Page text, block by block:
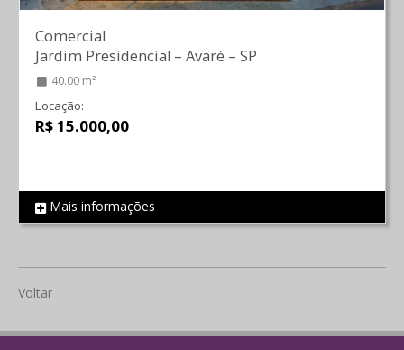
REF 964
Comercial
Jardim Presidencial – Avaré – SP
40.00 m²
Locação:
R$ 15.000,00
Mais informações
Voltar